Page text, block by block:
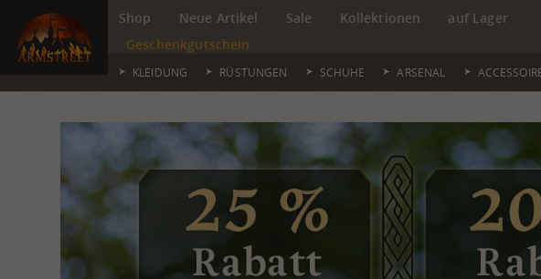
Shop Neue Artikel Sale Kollektionen
auf Lager
Geschenkgutschein
KLEIDUNG RÜSTUNGEN SCHUHE ARSENAL